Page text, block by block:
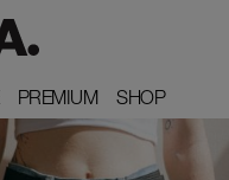
PREMIUM
PREMIUM SHOP
SHOP